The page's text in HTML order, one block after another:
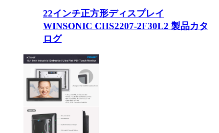
22インチ正方形ディスプレイ
WINSONIC CHS2207-2F30L2 製品カタ
ログ